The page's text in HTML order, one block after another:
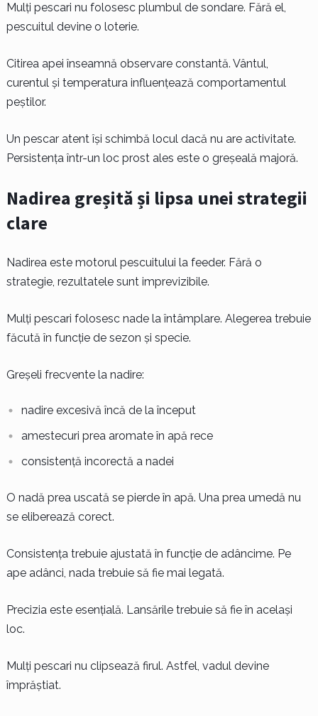
Mulți pescari nu folosesc plumbul de sondare. Fără el,
pescuitul devine o loterie.
Citirea apei înseamnă observare constantă. Vântul,
curentul și temperatura influențează comportamentul
peștilor.
Un pescar atent își schimbă locul dacă nu are activitate.
Persistența într-un loc prost ales este o greșeală majoră.
Nadirea greșită și lipsa unei strategii
clare
Nadirea este motorul pescuitului la feeder. Fără o
strategie, rezultatele sunt imprevizibile.
Mulți pescari folosesc nade la întâmplare. Alegerea trebuie
făcută în funcție de sezon și specie.
Greșeli frecvente la nadire:
nadire excesivă încă de la început
amestecuri prea aromate în apă rece
consistență incorectă a nadei
O nadă prea uscată se pierde în apă. Una prea umedă nu
se eliberează corect.
Consistența trebuie ajustată în funcție de adâncime. Pe
ape adânci, nada trebuie să fie mai legată.
Precizia este esențială. Lansările trebuie să fie în același
loc.
Mulți pescari nu clipsează firul. Astfel, vadul devine
împrăștiat.